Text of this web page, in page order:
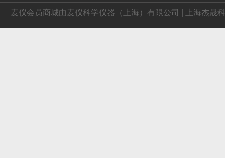
麦仪会员商城由麦仪科学仪器（上海）有限公司 | 上海杰